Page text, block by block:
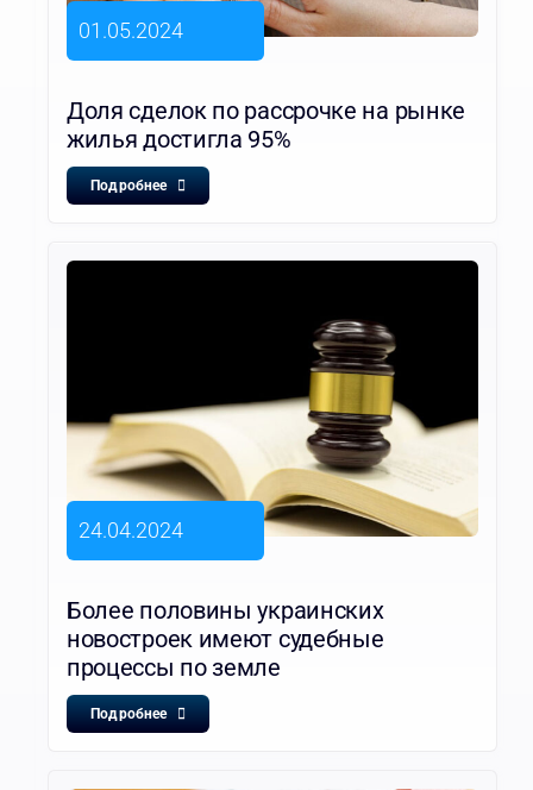
01.05.2024
Доля сделок по рассрочке на рынке
жилья достигла 95%
Подробнее
24.04.2024
Более половины украинских
новостроек имеют судебные
процессы по земле
Подробнее